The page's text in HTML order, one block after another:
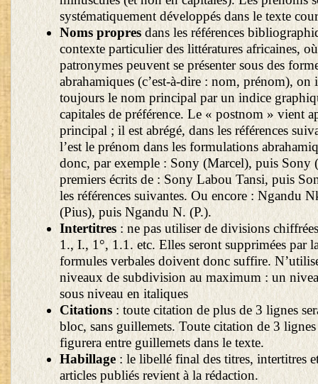
systématiquement développés dans le texte
Noms propresdans les références
contexte particulier des littératures africaines,
patronymes peuvent se présenter sous des
abrahamiques (c’est-à-dire : nom, prénom), on
toujours le nom principal par un indice
capitales de préférence. Le « postnom » vient
principal ; il est abrégé, dans les références
l’est le prénom dans les formulations
donc, par exemple : Sony (Marcel), puis Sony
premiers écrits de : Sony Labou Tansi, puis
les références suivantes. Ou encore : Ngandu
(Pius), puis Ngandu N. (P.).
Intertitres: ne pas utiliser de divisions
1., I., 1°, 1.1. etc. Elles seront supprimées par
formules verbales doivent donc suffire.
niveaux de subdivision au maximum : un
sous niveau en italiques
Citations: toute citation de plus de 3 lignes
bloc, sans guillemets. Toute citation de 3
figurera entre guillemets dans le texte.
Habillage: le libellé final des titres, intertitres
articles publiés revient à la rédaction.